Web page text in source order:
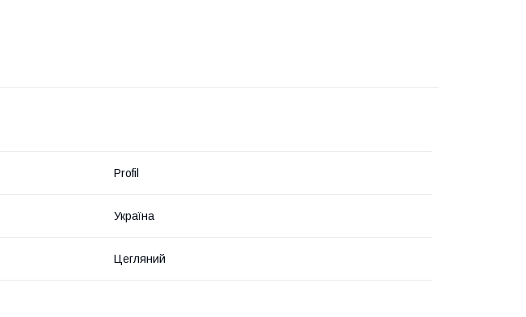
Profil
Україна
Цегляний